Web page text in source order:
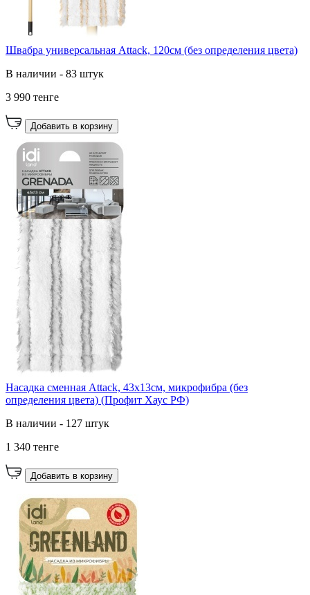
Швабра универсальная Attack, 120см (без определения цвета)
В наличии - 83 штук
3 990 тенге
Добавить в корзину
Насадка сменная Attack, 43х13см, микрофибра (без
определения цвета) (Профит Хаус РФ)
В наличии - 127 штук
1 340 тенге
Добавить в корзину